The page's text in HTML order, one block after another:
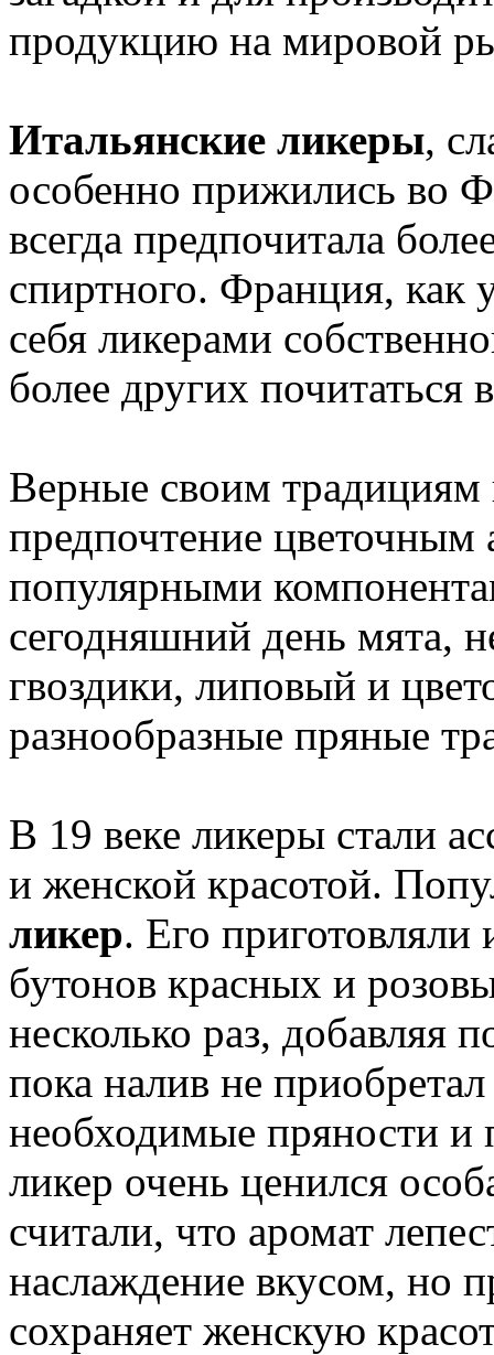
продукцию на мировой
Итальянские ликеры,
особенно прижились во
всегда предпочитала
спиртного. Франция, как
себя ликерами
более других почитаться
Верные своим традициям
предпочтение
популярными
сегодняшний день мята,
гвоздики, липовый и
разнообразные пряные
В 19 веке ликеры стали
и женской красотой.
ликер. Его приготовляли
бутонов красных и
несколько раз, добавляя
пока налив не
необходимые пряности и
ликер очень ценился
считали, что аромат
наслаждение вкусом, но
сохраняет женскую